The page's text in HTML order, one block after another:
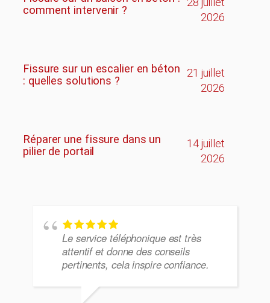
comment intervenir ?
28 juillet
2026
Fissure sur un escalier en béton
: quelles solutions ?
21 juillet
2026
Réparer une fissure dans un
pilier de portail
14 juillet
2026
Le service téléphonique est très
attentif et donne des conseils
pertinents, cela inspire confiance.